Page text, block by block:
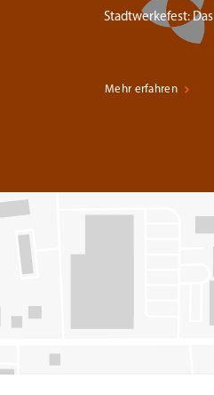
Stadtwerkefest:
Mehr erfahren